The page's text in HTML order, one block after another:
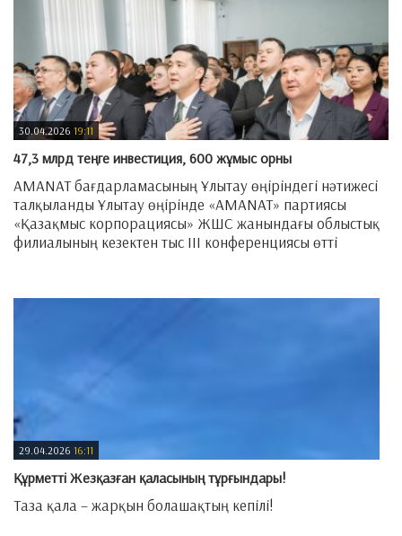
30.04.2026 19:11
47,3 млрд теңге инвестиция, 600 жұмыс орны
AMANAT бағдарламасының Ұлытау өңіріндегі нәтижесі
талқыланды Ұлытау өңірінде «AMANAT» партиясы
«Қазақмыс корпорациясы» ЖШС жанындағы облыстық
филиалының кезектен тыс III конференциясы өтті
29.04.2026 16:11
Құрметті Жезқазған қаласының тұрғындары!
Таза қала – жарқын болашақтың кепілі!​